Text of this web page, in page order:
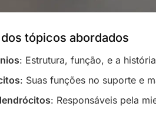
tópicos abordados
: Estrutura, função, e a
: Suas funções no suporte e
: Responsáveis pela